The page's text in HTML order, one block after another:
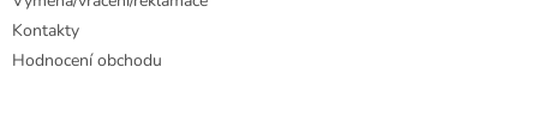
Kontakty
Hodnocení obchodu